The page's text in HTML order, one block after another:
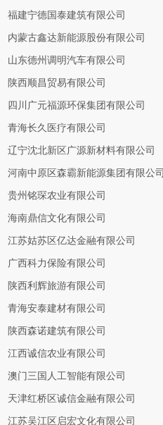
福建宁德国泰建筑有限公司
内蒙古鑫达新能源股份有限公司
山东德州调明汽车有限公司
陕西顺昌贸易有限公司
四川广元福源环保集团有限公司
青海长久医疗有限公司
辽宁沈北新区广源新材料有限公司
河南中原区森霸新能源集团有限公司
贵州铭琛农业有限公司
海南鼎信文化有限公司
江苏姑苏区亿达金融有限公司
广西科力保险有限公司
陕西利辉旅游有限公司
青海安泰建材有限公司
陕西森诺建筑有限公司
江西诚信农业有限公司
澳门三国人工智能有限公司
天津红桥区诚信金融有限公司
江苏吴江区启宏文化有限公司